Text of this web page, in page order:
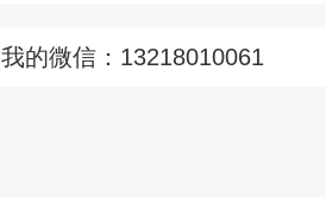
我的微信：13218010061